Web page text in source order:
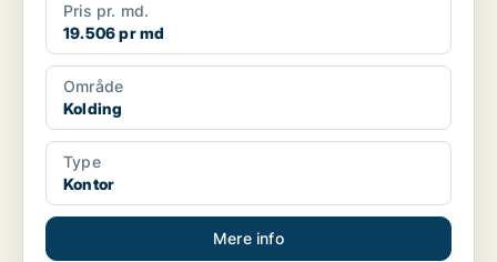
Pris pr. md.
19.506 pr md
Område
Kolding
Type
Kontor
Mere info